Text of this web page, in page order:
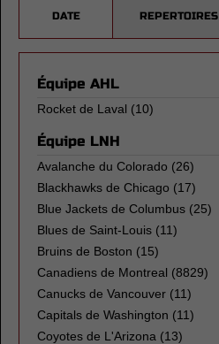
DATE REPERTOIRES
Équipe AHL
Rocket de Laval (10)
Équipe LNH
Avalanche du Colorado (26)
Blackhawks de Chicago (17)
Blue Jackets de Columbus (25)
Blues de Saint-Louis (11)
Bruins de Boston (15)
Canadiens de Montreal (8829)
Canucks de Vancouver (11)
Capitals de Washington (11)
Coyotes de L'Arizona (13)